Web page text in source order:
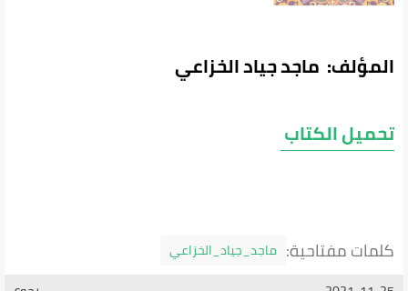
المؤلف: ماجد جياد الخزاعي
تحميل الكتاب
كلمات مفتاحية: ماجد_جياد_الخزاعي